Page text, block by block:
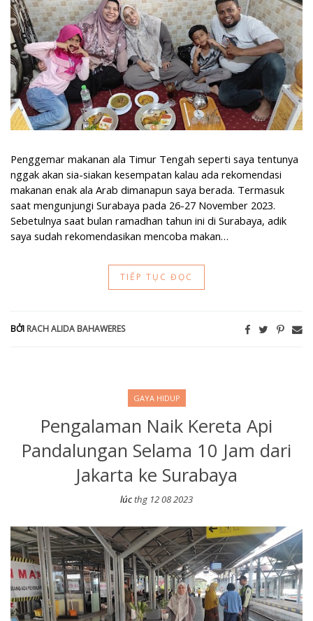
Penggemar makanan ala Timur Tengah seperti saya tentunya
nggak akan sia-siakan kesempatan kalau ada rekomendasi
makanan enak ala Arab dimanapun saya berada. Termasuk
saat mengunjungi Surabaya pada 26-27 November 2023.
Sebetulnya saat bulan ramadhan tahun ini di Surabaya, adik
saya sudah rekomendasikan mencoba makan…
TIẾP TỤC ĐỌC
BỞI RACH ALIDA BAHAWERES
GAYA HIDUP
Pengalaman Naik Kereta Api
Pandalungan Selama 10 Jam dari
Jakarta ke Surabaya
lúcthg 12 08 2023
Pengalaman Naik Kereta Api Pandalungan Selama 10 Jam dari